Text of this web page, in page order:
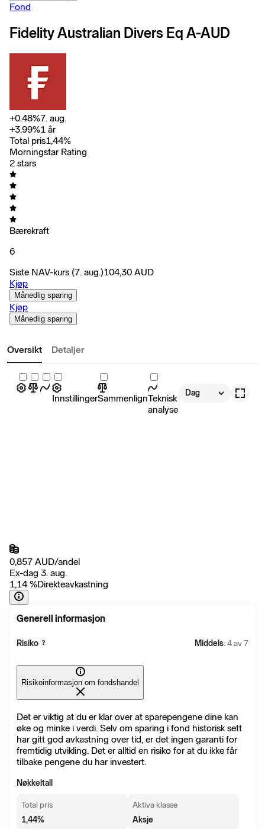
Fond
Fidelity Australian Divers Eq A-AUD
+0.48%7. aug.
+3.99%1 år
Total pris1,44%
Morningstar Rating
2 stars
Bærekraft
6
Siste NAV-kurs (7. aug.)104,30 AUD
Kjøp
Månedlig sparing
Kjøp
Månedlig sparing
Oversikt Detaljer
InnstillingerSammenlignTeknisk
analyse
Dag
0,857 AUD/andel
Ex-dag 3. aug.
1,14 %Direkteavkastning
Generell informasjon
Risiko ? Middels: 4 av 7
Risikoinformasjon om fondshandel
Det er viktig at du er klar over at sparepengene dine kan
øke og minke i verdi. Selv om sparing i fond historisk sett
har gitt god avkastning over tid, er det ingen garanti for
fremtidig utvikling. Det er alltid en risiko for at du ikke får
tilbake pengene du har investert.
Nøkkeltall
Total pris
1,44%
Aktiva klasse
Aksje